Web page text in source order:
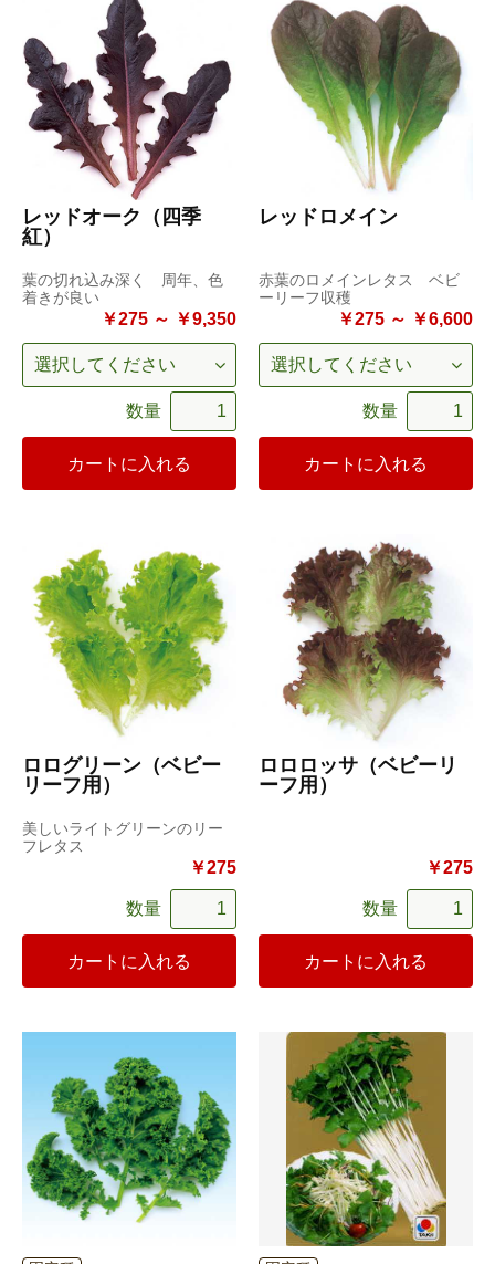
レッドオーク（四季
紅）
葉の切れ込み深く 周年、色
着きが良い
￥275 ～ ￥9,350
数量
カートに入れる
レッドロメイン
赤葉のロメインレタス ベビ
ーリーフ収穫
￥275 ～ ￥6,600
数量
カートに入れる
ロログリーン（ベビー
リーフ用）
美しいライトグリーンのリー
フレタス
￥275
数量
カートに入れる
ロロロッサ（ベビーリ
ーフ用）
￥275
数量
カートに入れる